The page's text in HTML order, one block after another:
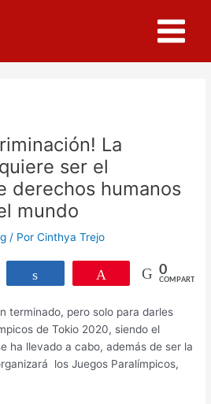
Menu
La
ser el
derechos humanos
mundo
/ PorCinthya Trejo
Compartir 0
COMPARTIR
terminado, pero solo para darles
de Tokio 2020, siendo el
ha llevado a cabo, además de ser la
los Juegos Paralímpicos,